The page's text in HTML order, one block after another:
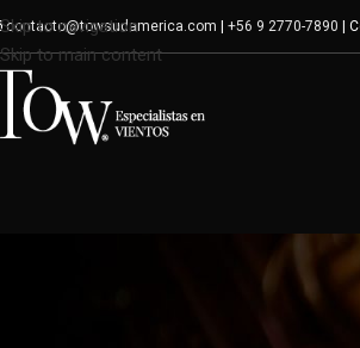
Skip to navigation
Skip to main content
contacto@towsudamerica.com +56 9 2770-7890 |